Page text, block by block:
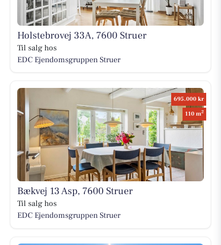
Holstebrovej 33A, 7600 Struer
Til salg hos
EDC Ejen­doms­grup­pen Struer
695.000 kr
110 m2
Bækvej 13 Asp, 7600 Struer
Til salg hos
EDC Ejen­doms­grup­pen Struer